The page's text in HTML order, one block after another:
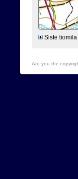
Siste
Are you the